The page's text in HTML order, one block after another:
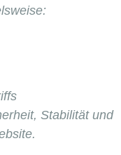
Stabilität und